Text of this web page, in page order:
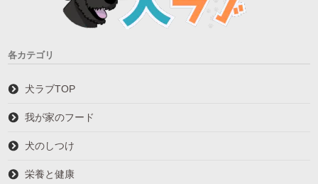
各カテゴリ
犬ラブTOP
我が家のフード
犬のしつけ
栄養と健康